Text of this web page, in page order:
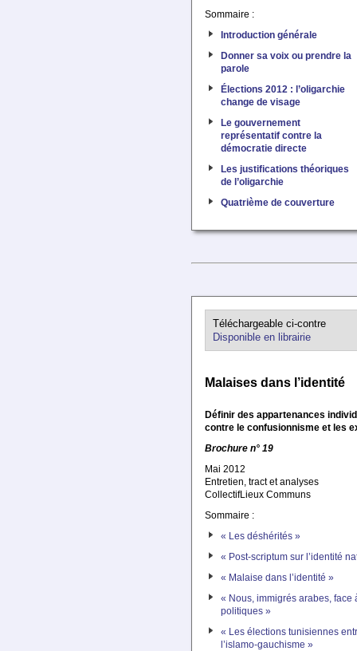
Sommaire :
Introduction générale
Donner sa voix ou prendre la
parole
Élections 2012 : l’oligarchie
change de visage
Le gouvernement
représentatif contre la
démocratie directe
Les justifications théoriques
de l’oligarchie
Quatrième de couverture
Téléchargeable ci-contre
Disponible en librairie
Malaises dans l’identité
Définir des appartenances
contre le confusionnisme et les
Brochure n° 19
Mai 2012
Entretien, tract et analyses
CollectifLieux Communs
Sommaire :
« Les déshérités »
« Post-scriptum sur l’identité
« Malaise dans l’identité »
« Nous, immigrés arabes, face
politiques »
« Les élections tunisiennes
l’islamo-gauchisme »